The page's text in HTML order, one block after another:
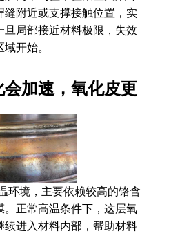
缝附近或支撑接触位置，实
旦局部接近材料极限，失效
开始。
会加速，氧化皮更
环境，主要依赖较高的铬含
。正常高温条件下，这层氧
续进入材料内部，帮助材料